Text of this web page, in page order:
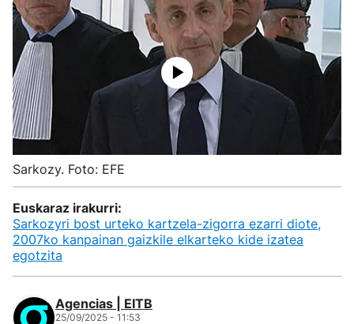
Sarkozy. Foto: EFE
Euskaraz irakurri:
Sarkozyri bost urteko kartzela-zigorra ezarri diote,
2007ko kanpainan gaizkile elkarteko kide izatea
egotzita
Agencias | EITB
25/09/2025 - 11:53